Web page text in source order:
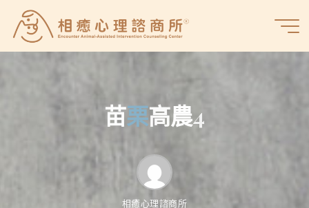
content
癒
商
所
苗栗高農4
相癒心理諮商所